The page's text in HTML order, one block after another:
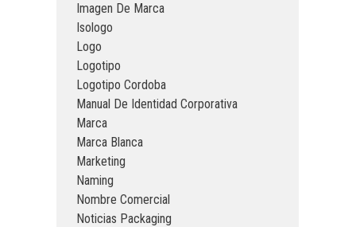
Imagen De Marca
Isologo
Logo
Logotipo
Logotipo Cordoba
Manual De Identidad Corporativa
Marca
Marca Blanca
Marketing
Naming
Nombre Comercial
Noticias Packaging